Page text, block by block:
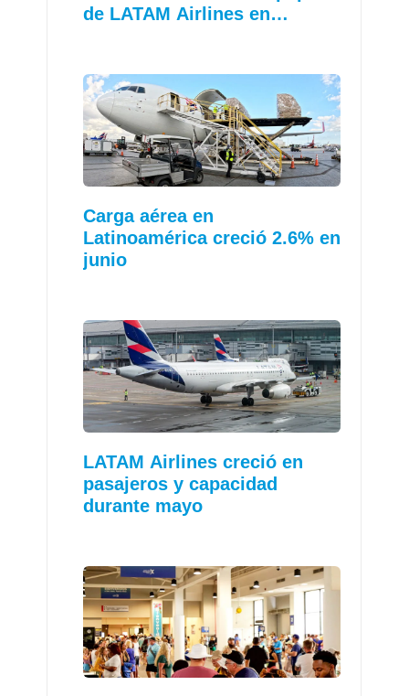
de LATAM Airlines en…
Carga aérea en
Latinoamérica creció 2.6% en
junio
LATAM Airlines creció en
pasajeros y capacidad
durante mayo